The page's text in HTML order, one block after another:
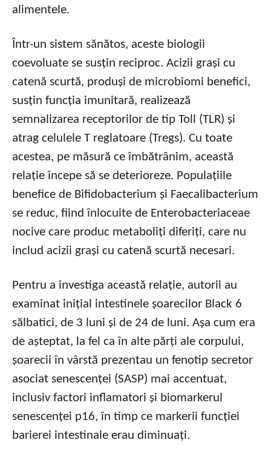
alimentele.
Într-un sistem sănătos, aceste biologii
coevoluate se susțin reciproc. Acizii grași cu
catenă scurtă, produși de microbiomi benefici,
susțin funcția imunitară, realizează
semnalizarea receptorilor de tip Toll (TLR) și
atrag celulele T reglatoare (Tregs). Cu toate
acestea, pe măsură ce îmbătrânim, această
relație începe să se deterioreze. Populațiile
benefice de Bifidobacterium și Faecalibacterium
se reduc, fiind înlocuite de Enterobacteriaceae
nocive care produc metaboliți diferiți, care nu
includ acizii grași cu catenă scurtă necesari.
Pentru a investiga această relație, autorii au
examinat inițial intestinele șoarecilor Black 6
sălbatici, de 3 luni și de 24 de luni. Așa cum era
de așteptat, la fel ca în alte părți ale corpului,
șoarecii în vârstă prezentau un fenotip secretor
asociat senescenței (SASP) mai accentuat,
inclusiv factori inflamatori și biomarkerul
senescenței p16, în timp ce markerii funcției
barierei intestinale erau diminuați.